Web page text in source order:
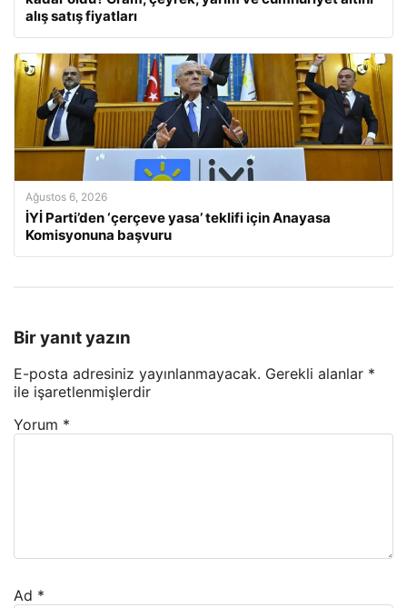
alış satış fiyatları
Ağustos 6, 2026
İYİ Parti’den ‘çerçeve yasa’ teklifi için Anayasa
Komisyonuna başvuru
Bir yanıt yazın
E-posta adresiniz yayınlanmayacak. Gerekli alanlar *
ile işaretlenmişlerdir
Yorum *
Ad *